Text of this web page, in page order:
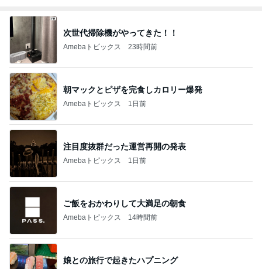
次世代掃除機がやってきた！！
Amebaトピックス 23時間前
朝マックとピザを完食しカロリー爆発
Amebaトピックス 1日前
注目度抜群だった運営再開の発表
Amebaトピックス 1日前
ご飯をおかわりして大満足の朝食
Amebaトピックス 14時間前
娘との旅行で起きたハプニング